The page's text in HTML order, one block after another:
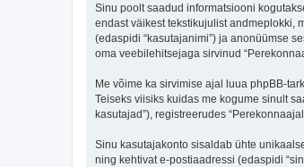
Sinu poolt saadud informatsiooni
endast väikest tekstikujulist andmeplokki,
(edaspidi “kasutajanimi”) ja anonüümse
oma veebilehitsejaga sirvinud
Me võime ka sirvimise ajal luua phpBB-
Teiseks viisiks kuidas me kogume sinult
kasutajad”), registreerudes
Sinu kasutajakonto sisaldab ühte
ning kehtivat e-postiaadressi (edaspidi